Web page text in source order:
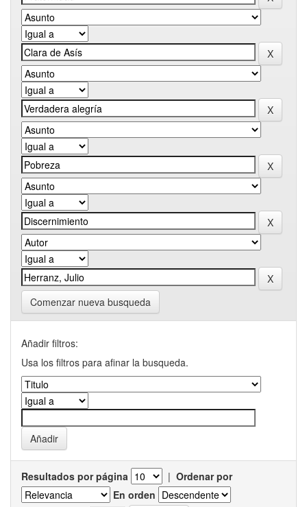
Comenzar nueva busqueda
Añadir filtros:
Usa los filtros para afinar la busqueda.
Resultados por página | Ordenar por
En orden